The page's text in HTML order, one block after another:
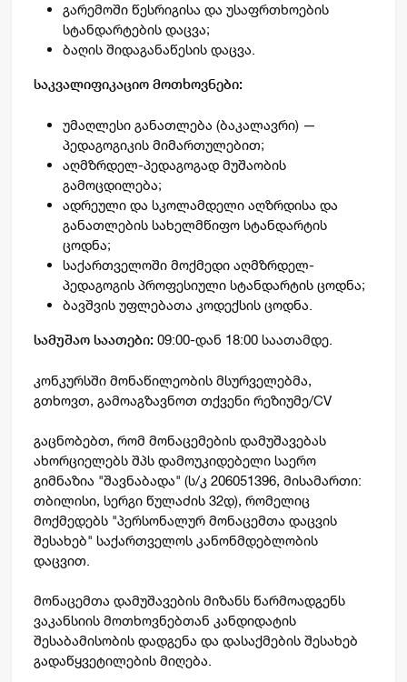
გარემოში წესრიგისა და უსაფრთხოების
სტანდარტების დაცვა;
ბაღის შიდაგანაწესის დაცვა.
საკვალიფიკაციო მოთხოვნები:
უმაღლესი განათლება (ბაკალავრი) —
პედაგოგიკის მიმართულებით;
აღმზრდელ-პედაგოგად მუშაობის
გამოცდილება;
ადრეული და სკოლამდელი აღზრდისა და
განათლების სახელმწიფო სტანდარტის
ცოდნა;
საქართველოში მოქმედი აღმზრდელ-
პედაგოგის პროფესიული სტანდარტის ცოდნა;
ბავშვის უფლებათა კოდექსის ცოდნა.
სამუშაო საათები: 09:00-დან 18:00 საათამდე.
კონკურსში მონაწილეობის მსურველებმა,
გთხოვთ, გამოაგზავნოთ თქვენი რეზიუმე/CV
გაცნობებთ, რომ მონაცემების დამუშავებას
ახორციელებს შპს დამოუკიდებელი საერო
გიმნაზია "შავნაბადა" (ს/კ 206051396, მისამართი:
თბილისი, სერგი წულაძის 32დ), რომელიც
მოქმედებს "პერსონალურ მონაცემთა დაცვის
შესახებ" საქართველოს კანონმდებლობის
დაცვით.
მონაცემთა დამუშავების მიზანს წარმოადგენს
ვაკანსიის მოთხოვნებთან კანდიდატის
შესაბამისობის დადგენა და დასაქმების შესახებ
გადაწყვეტილების მიღება.